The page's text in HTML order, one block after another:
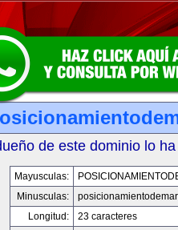
de este dominio lo
Mayusculas:
Minusculas:
Longitud:
23 caracteres